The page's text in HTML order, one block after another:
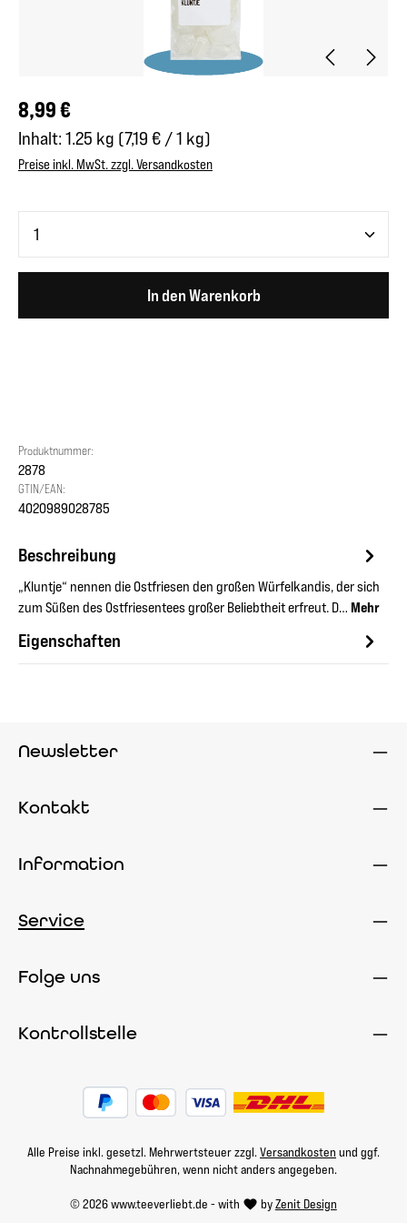
Regulärer Preis:
8,99 €
Inhalt: 1.25 kg (7,19 € / 1 kg)
Preise inkl. MwSt. zzgl. Versandkosten
In den Warenkorb
Produktnummer:
2878
GTIN/EAN:
4020989028785
Beschreibung
„Kluntje“ nennen die Ostfriesen den großen Würfelkandis, der sich
zum Süßen des Ostfriesentees großer Beliebtheit erfreut. D… Mehr
Eigenschaften
Newsletter
Kontakt
Information
Service
Folge uns
Kontrollstelle
© 2026 www.teeverliebt.de - with byZenit Design
Alle Preise inkl. gesetzl. Mehrwertsteuer zzgl. Versandkosten und ggf.
Nachnahmegebühren, wenn nicht anders angegeben.